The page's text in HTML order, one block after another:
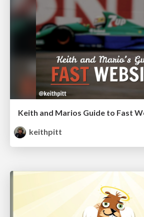
Keith and Marios Guide to Fast
keithpitt